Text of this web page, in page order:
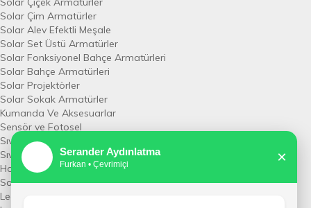
Solar Çim Armatürler
Solar Alev Efektli Meşale
Solar Set Üstü Armatürler
Solar Fonksiyonel Bahçe Armatürleri
Solar Bahçe Armatürleri
Solar Projektörler
Solar Sokak Armatürler
Kumanda Ve Aksesuarlar
Sensör ve Fotosel
Sıva Altı Sensör
Sıva Üstü Sensör
Horoz
Sarkıt Aydınlatma Armatüleri
Led Armatürler
Serander Aydınlatma
Furkan • Çevrimiçi ×